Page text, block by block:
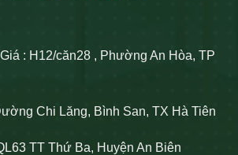
: H12/căn28 , Phường An Hòa, TP
Chi Lăng, Bình San, TX Hà Tiên
TT Thứ Ba, Huyện An Biên